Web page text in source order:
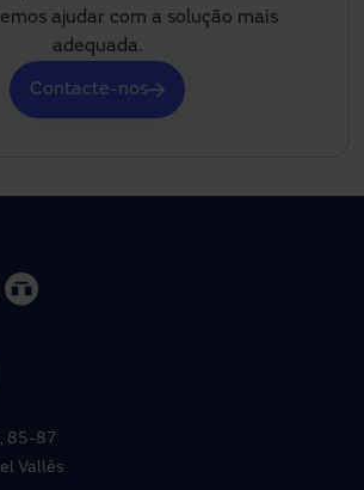
ajudar com a solução mais
adequada.
Contacte-nos
85-87
Vallès